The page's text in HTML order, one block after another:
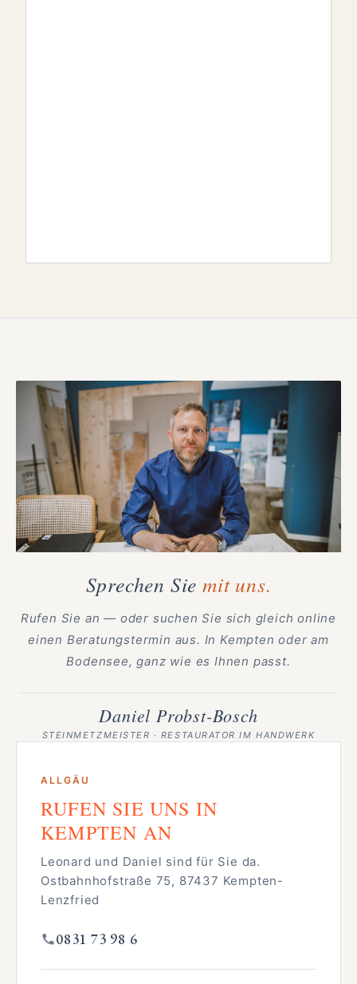
Sprechen Sie mit uns.
Rufen Sie an — oder suchen Sie sich gleich online
einen Beratungstermin aus. In Kempten oder am
Bodensee, ganz wie es Ihnen passt.
Daniel Probst-Bosch
STEINMETZMEISTER · RESTAURATOR IM HANDWERK
ALLGÄU
RUFEN SIE UNS IN
KEMPTEN AN
Leonard und Daniel sind für Sie da.
Ostbahnhofstraße 75, 87437 Kempten-
Lenzfried
0831 73 98 6